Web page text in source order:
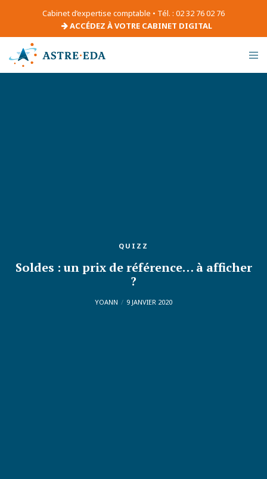
Cabinet d’expertise comptable • Tél. : 02 32 76 02 76
ACCÉDEZ À VOTRE CABINET DIGITAL
QUIZZ
Soldes : un prix de référence… à afficher
?
YOANN 9 JANVIER 2020